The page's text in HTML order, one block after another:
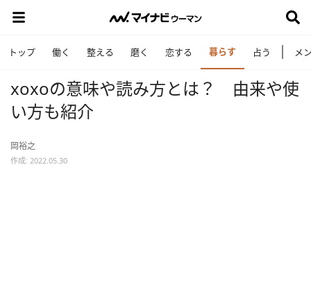
トップ 働く 整える 磨く 恋する 暮らす 占う メ
xoxoの意味や読み方とは？ 由来や使
い方も紹介
岡裕之
作成: 2022.05.30